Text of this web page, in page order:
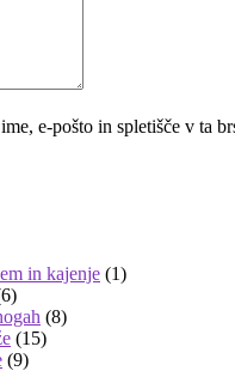
e-pošto in spletišče v ta
in kajenje (1)
(8)
(15)
(9)